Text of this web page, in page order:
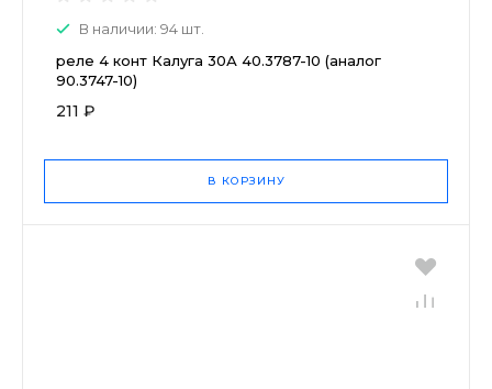
В наличии: 94 шт.
реле 4 конт Калуга 30А 40.3787-10 (аналог
90.3747-10)
211 ₽
В КОРЗИНУ